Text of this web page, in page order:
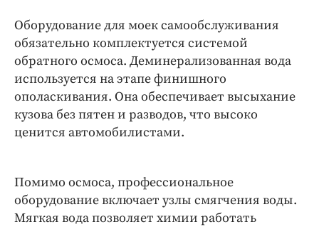
Оборудование для моек самообслуживания
обязательно комплектуется системой
обратного осмоса. Деминерализованная вода
используется на этапе финишного
ополаскивания. Она обеспечивает высыхание
кузова без пятен и разводов, что высоко
ценится автомобилистами.
Помимо осмоса, профессиональное
оборудование включает узлы смягчения воды.
Мягкая вода позволяет химии работать